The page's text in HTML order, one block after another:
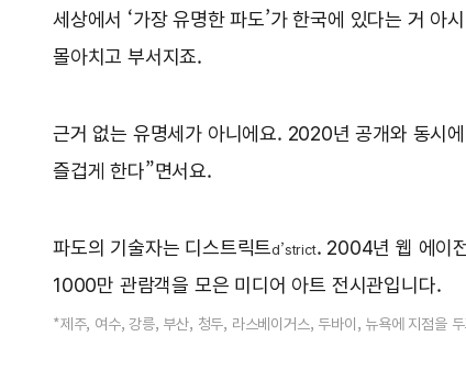
세상에서 ‘가장 유명한 파도’가 한국에 있다는 거 아
몰아치고 부서지죠.
근거 없는 유명세가 아니에요. 2020년 공개와 동시
즐겁게 한다”면서요.
파도의 기술자는 디스트릭트d’strict. 2004년 웹 에이
1000만 관람객을 모은 미디어 아트 전시관입니다.
*제주, 여수, 강릉, 부산, 청두, 라스베이거스, 두바이, 뉴욕에 지점을